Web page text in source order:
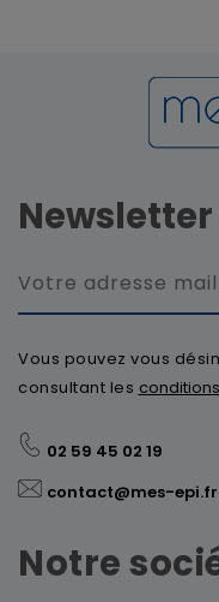
Newsletter
Vous pouvez vous
consultant les
02 59 45 02 19
contact@mes-epi.fr
Notre